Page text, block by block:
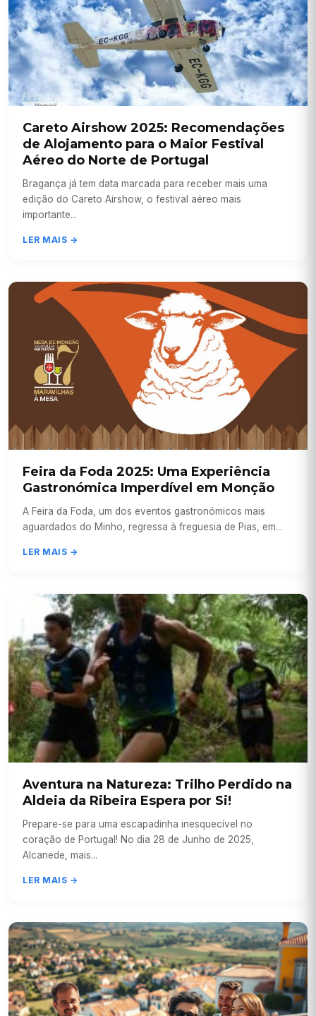
Careto Airshow 2025: Recomendações
de Alojamento para o Maior Festival
Aéreo do Norte de Portugal
Bragança já tem data marcada para receber mais uma
edição do Careto Airshow, o festival aéreo mais
importante...
LER MAIS →
Feira da Foda 2025: Uma Experiência
Gastronómica Imperdível em Monção
A Feira da Foda, um dos eventos gastronómicos mais
aguardados do Minho, regressa à freguesia de Pias, em...
LER MAIS →
Aventura na Natureza: Trilho Perdido na
Aldeia da Ribeira Espera por Si!
Prepare-se para uma escapadinha inesquecível no
coração de Portugal! No dia 28 de Junho de 2025,
Alcanede, mais...
LER MAIS →